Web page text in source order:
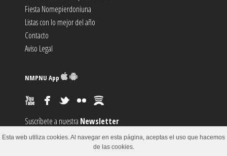
Fiesta Nomepierdoniuna
Listas con lo mejor del año
Contacto
Aviso Legal
NMPNU App
Suscríbete a nuestra Newsletter
Suscríbete al canalRSS
Esta web utiliza cookies. Al navegar en esta página, aceptas el uso que hacemos
de las cookies.